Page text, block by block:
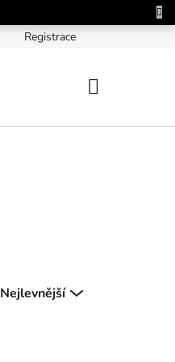
Registrace
Nejlevnější